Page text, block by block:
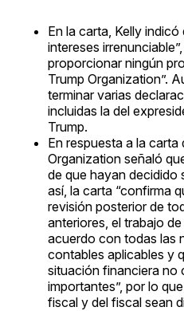
En la carta, Kelly
intereses
proporcionar ningún
Trump Organization”.
terminar varias
incluidas la del
Trump.
En respuesta a la carta
Organization señaló
de que hayan decidido
así, la carta “confirma
revisión posterior de
anteriores, el trabajo
acuerdo con todas las
contables aplicables y
situación financiera no
importantes”, por lo
fiscal y del fiscal sean